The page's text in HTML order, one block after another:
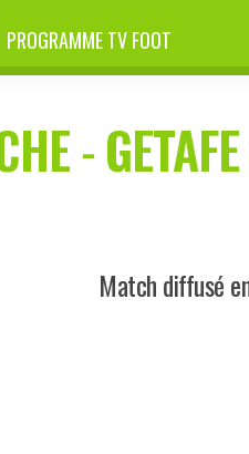
PROGRAMME TV FOOT
-GETAFE
Match diffusé